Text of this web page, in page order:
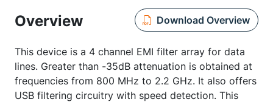
Overview Download Overview
This device is a 4 channel EMI filter array for data
lines. Greater than -35dB attenuation is obtained at
frequencies from 800 MHz to 2.2 GHz. It also offers
USB filtering circuitry with speed detection. This